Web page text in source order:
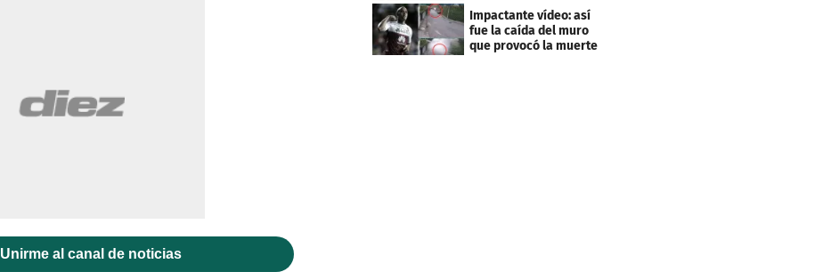
Unirme al canal de noticias
Impactante vídeo: así
fue la caída del muro
que provocó la muerte